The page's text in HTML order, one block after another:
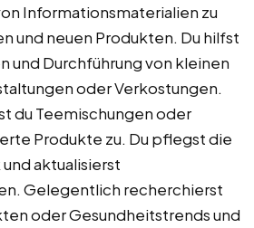
Informationsmaterialien zu
und neuen Produkten. Du hilfst
und Durchführung von kleinen
oder Verkostungen.
du Teemischungen oder
Produkte zu. Du pflegst die
aktualisierst
Gelegentlich recherchierst
oder Gesundheitstrends und